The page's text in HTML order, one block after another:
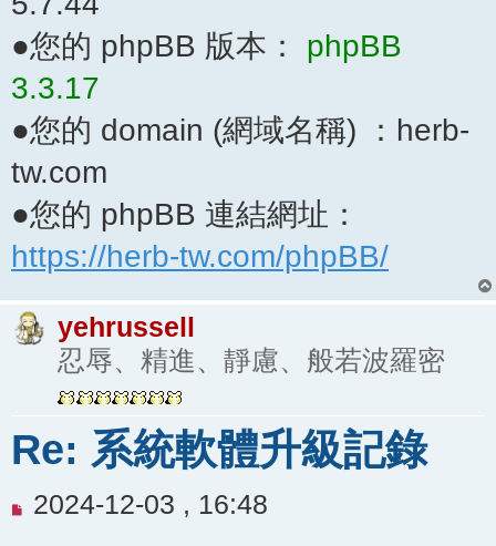
●您的 phpBB 版本： phpBB
3.3.17
●您的 domain (網域名稱) ：herb-
tw.com
●您的 phpBB 連結網址：
https://herb-tw.com/phpBB/
yehrussell
忍辱、精進、靜慮、般若波羅密
Re: 系統軟體升級記錄
未
2024-12-03 , 16:48